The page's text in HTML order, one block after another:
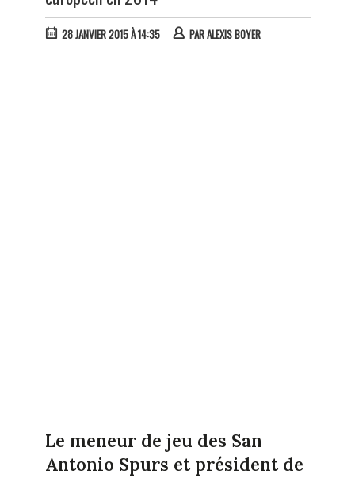
28 JANVIER 2015 À 14:35 PARALEXIS BOYER
Le meneur de jeu des San
Antonio Spurs et président de